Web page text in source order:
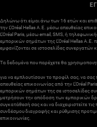
Δηλώνω ότι είμαι άνω των 16 ετών και
την L’Oréal Hellas A.E. μέσω απευθείας
L’Oréal Paris, μέσω email, SMS, ή
εμπορικών σημάτων της L’Oréal Hellas
εμφανίζονται σε ιστοσελίδες συνεργατών
Τα δεδομένα που παρέχετε θα
για να εμπλουτίσουν το προφίλ σας, να
απευθείας επικοινωνίας από την L’Oréal
εμπορικών σημάτων της σε ιστοσελίδες
μετρήσουν την απόδοση των εμπορικών
συγκατάθεσή σας και να διαχειριστείτε
συνδέσμου διαγραφής και ρύθμισης
επικοινωνίες.